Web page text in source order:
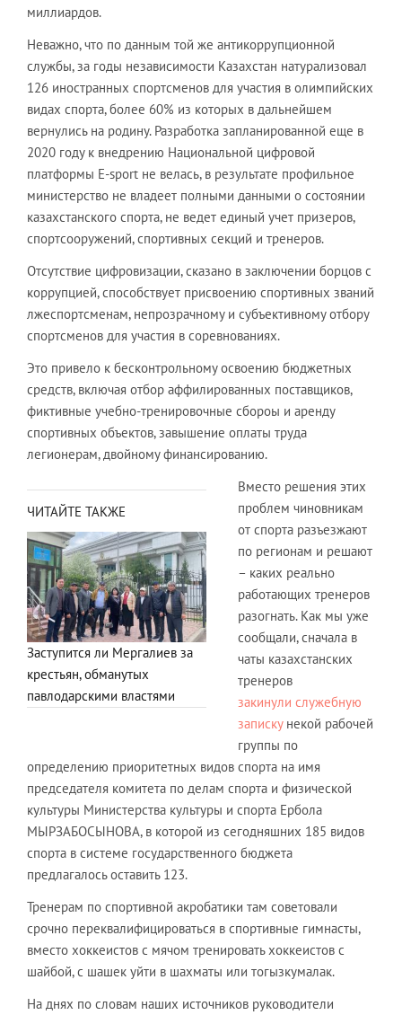
миллиардов.
Неважно, что по данным той же антикоррупционной
службы, за годы независимости Казахстан натурализовал
126 иностранных спортсменов для участия в олимпийских
видах спорта, более 60% из которых в дальнейшем
вернулись на родину. Разработка запланированной еще в
2020 году к внедрению Национальной цифровой
платформы Е-sport не велась, в результате профильное
министерство не владеет полными данными о состоянии
казахстанского спорта, не ведет единый учет призеров,
спортсооружений, спортивных секций и тренеров.
Отсутствие цифровизации, сказано в заключении борцов с
коррупцией, способствует присвоению спортивных званий
лжеспортсменам, непрозрачному и субъективному отбору
спортсменов для участия в соревнованиях.
Это привело к бесконтрольному освоению бюджетных
средств, включая отбор аффилированных поставщиков,
фиктивные учебно-тренировочные сбороы и аренду
спортивных объектов, завышение оплаты труда
легионерам, двойному финансированию.
ЧИТАЙТЕ ТАКЖЕ
Заступится ли Мергалиев за
крестьян, обманутых
павлодарскими властями
Вместо решения этих
проблем чиновникам
от спорта разъезжают
по регионам и решают
– каких реально
работающих тренеров
разогнать. Как мы уже
сообщали, сначала в
чаты казахстанских
тренеров
закинули служебную
запискунекой рабочей
группы по
определению приоритетных видов спорта на имя
председателя комитета по делам спорта и физической
культуры Министерства культуры и спорта Ербола
МЫРЗАБОСЫНОВА, в которой из сегодняшних 185 видов
спорта в системе государственного бюджета
предлагалось оставить 123.
Тренерам по спортивной акробатики там советовали
срочно переквалифицироваться в спортивные гимнасты,
вместо хоккеистов с мячом тренировать хоккеистов с
шайбой, с шашек уйти в шахматы или тогызкумалак.
На днях по словам наших источников руководители